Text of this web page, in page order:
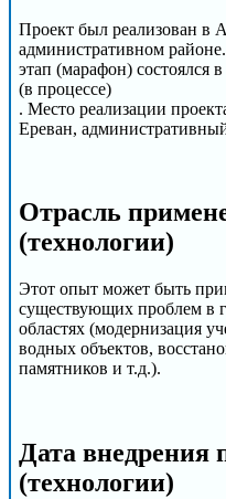
Проект был реализован в
административном
этап (марафон) состоялся
(в процессе)
. Место реализации
Ереван,
Отрасль
(технологии)
Этот опыт может быть
существующих проблем в
областях (модернизация
водных объектов,
памятников и т.д.).
Дата внедрения
(технологии)